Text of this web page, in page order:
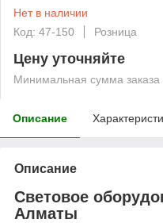
Нет в наличии
Код: 47-150
Розница
Цену уточняйте
Минимальная сумма
Описание
Описание
Световое
Алматы